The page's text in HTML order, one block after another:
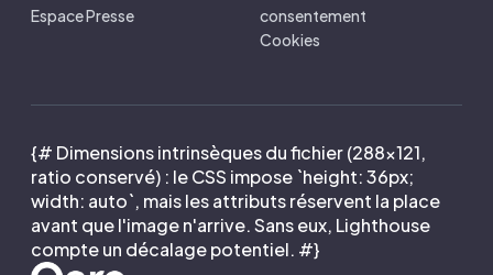
Espace Presse
consentement
Cookies
{# Dimensions intrinsèques du fichier (288×121,
ratio conservé) : le CSS impose `height: 36px;
width: auto`, mais les attributs réservent la place
avant que l'image n'arrive. Sans eux, Lighthouse
compte un décalage potentiel. #}